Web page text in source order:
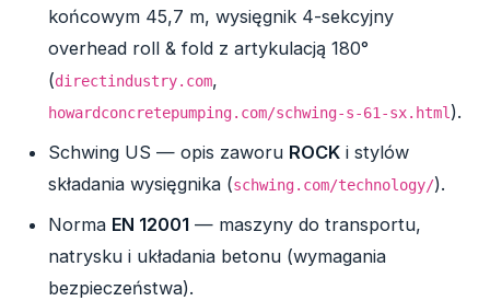
końcowym 45,7 m, wysięgnik 4-sekcyjny
overhead roll & fold z artykulacją 180°
(directindustry.com,
howardconcretepumping.com/schwing-s-61-sx.html).
Schwing US — opis zaworu ROCK i stylów
składania wysięgnika (schwing.com/technology/).
Norma EN 12001 — maszyny do transportu,
natrysku i układania betonu (wymagania
bezpieczeństwa).